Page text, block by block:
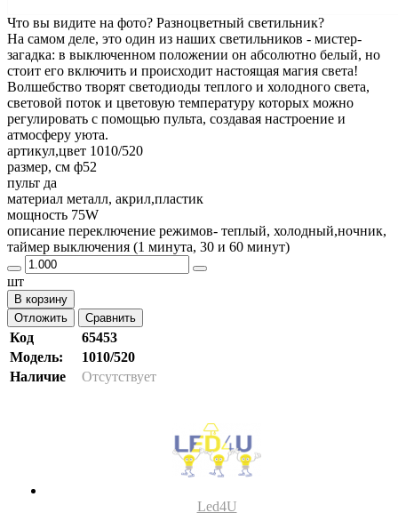
Что вы видите на фото? Разноцветный светильник?
На самом деле, это один из наших светильников - мистер-
загадка: в выключенном положении он абсолютно белый, но
стоит его включить и происходит настоящая магия света!
Волшебство творят светодиоды теплого и холодного света,
световой поток и цветовую температуру которых можно
регулировать с помощью пульта, создавая настроение и
атмосферу уюта.
артикул,цвет 1010/520
размер, см ф52
пульт да
материал металл, акрил,пластик
мощность 75W
описание переключение режимов- теплый, холодный,ночник,
таймер выключения (1 минута, 30 и 60 минут)
шт
В корзину
Отложить
Сравнить
Код
65453
Модель:
1010/520
Наличие
Отсутствует
Led4U